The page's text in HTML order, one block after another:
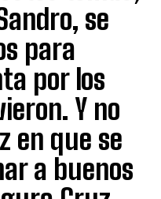
se
para
por los
Y no
en que se
a buenos